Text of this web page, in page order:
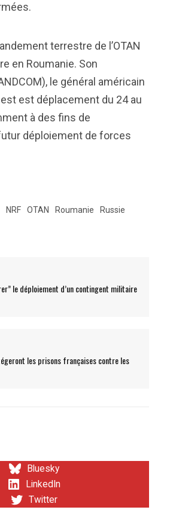
terrestre de l’OTAN
en Roumanie. Son
le général américain
est déplacement du 24 au
à des fins de
déploiement de forces
NRF OTAN Roumanie
Russie
le déploiement d’un contingent militaire
les prisons françaises contre les
Bluesky
LinkedIn
Twitter